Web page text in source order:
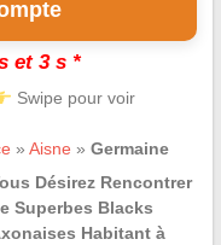
et 3 s *
Swipe pour voir
» Aisne » Germaine
Désirez Rencontrer
Superbes Blacks
Habitant à